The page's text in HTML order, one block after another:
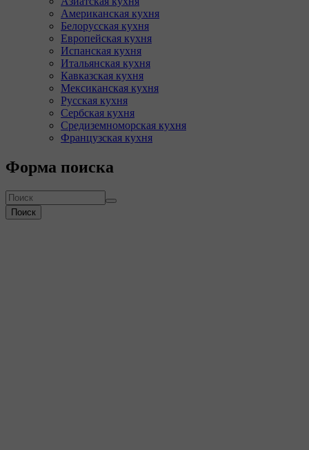
Американская кухня
Белорусская кухня
Европейская кухня
Испанская кухня
Итальянская кухня
Кавказская кухня
Мексиканская кухня
Русская кухня
Сербская кухня
Средиземноморская кухня
Французская кухня
Форма поиска
Поиск